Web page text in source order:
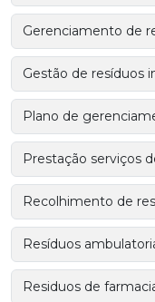
Gerenciamento de
Gestão de resíduos
Plano de
Prestação serviços
Recolhimento de
Resíduos
Residuos de